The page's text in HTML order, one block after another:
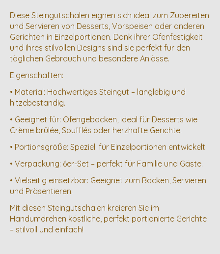
Diese Steingutschalen eignen sich ideal zum Zubereiten
und Servieren von Desserts, Vorspeisen oder anderen
Gerichten in Einzelportionen. Dank ihrer Ofenfestigkeit
und ihres stilvollen Designs sind sie perfekt für den
täglichen Gebrauch und besondere Anlässe.
Eigenschaften:
• Material: Hochwertiges Steingut – langlebig und
hitzebeständig.
• Geeignet für: Ofengebacken, ideal für Desserts wie
Crème brûlée, Soufflés oder herzhafte Gerichte.
• Portionsgröße: Speziell für Einzelportionen entwickelt.
• Verpackung: 6er-Set – perfekt für Familie und Gäste.
• Vielseitig einsetzbar: Geeignet zum Backen, Servieren
und Präsentieren.
Mit diesen Steingutschalen kreieren Sie im
Handumdrehen köstliche, perfekt portionierte Gerichte
– stilvoll und einfach!